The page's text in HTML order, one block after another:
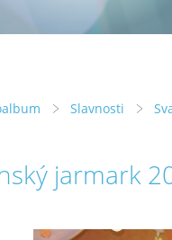
Slavnosti
jarmark